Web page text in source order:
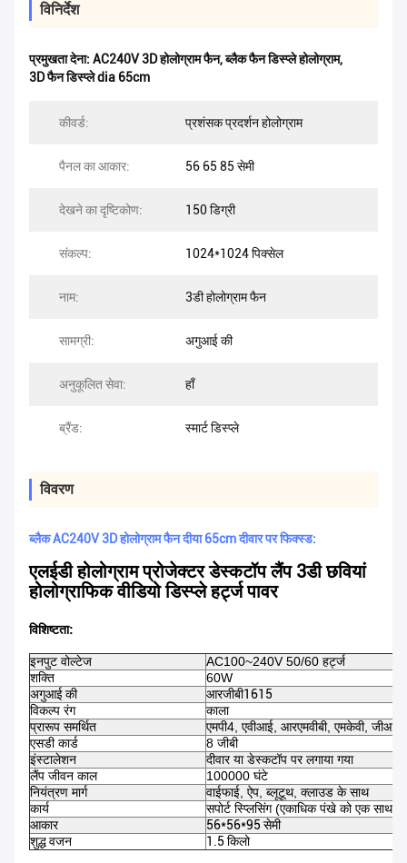
विनिर्देश
प्रमुखता देना: AC240V 3D होलोग्राम फैन,ब्लैक फैन डिस्प्ले होलोग्राम,
3D फैन डिस्प्ले dia 65cm
कीवर्ड: प्रशंसक प्रदर्शन होलोग्राम
पैनल का आकार: 56 65 85 सेमी
देखने का दृष्टिकोण: 150 डिग्री
संकल्प: 1024*1024 पिक्सेल
नाम: 3डी होलोग्राम फैन
सामग्री: अगुआई की
अनुकूलित सेवा: हाँ
ब्रैंड: स्मार्ट डिस्प्ले
विवरण
ब्लैक AC240V 3D होलोग्राम फैन दीया 65cm दीवार पर फिक्स्ड:
एलईडी होलोग्राम प्रोजेक्टर डेस्कटॉप लैंप 3डी छवियां
होलोग्राफिक वीडियो डिस्प्ले हर्ट्ज पावर
विशिष्टता:
इनपुट वोल्टेज
AC100~240V 50/60 हर्ट्ज
शक्ति
60W
अगुआई की
आरजीबी1615
विकल्प रंग
काला
प्रारूप समर्थित
एमपी4, एवीआई, आरएमवीबी, एमकेवी,
एसडी कार्ड
8 जीबी
इंस्टालेशन
दीवार या डेस्कटॉप पर लगाया गया
लैंप जीवन काल
100000 घंटे
नियंत्रण मार्ग
वाईफाई, ऐप, ब्लूटूथ, क्लाउड के साथ
कार्य
सपोर्ट स्प्लिसिंग (एकाधिक पंखे को एक साथ
आकार
56*56*95 सेमी
शुद्ध वजन
1.5 किलो